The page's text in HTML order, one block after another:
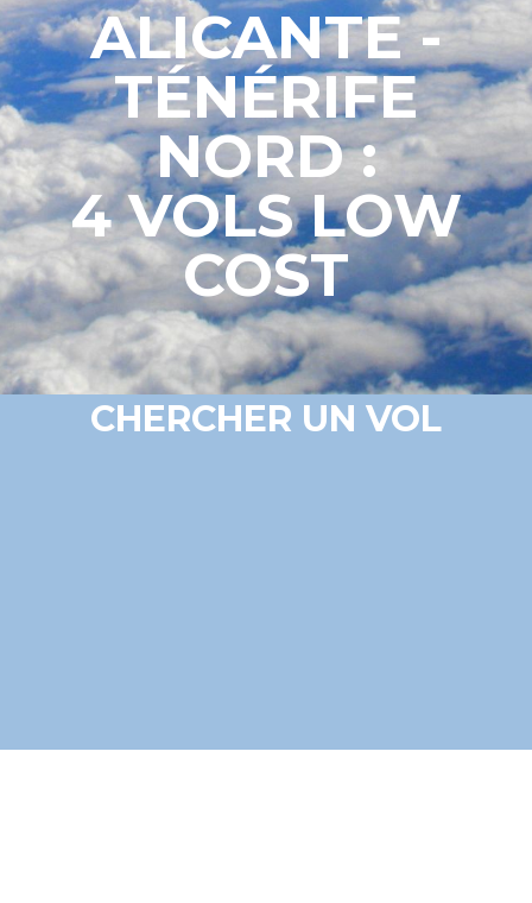
ALICANTE -
TÉNÉRIFE
NORD :
4 VOLS LOW
COST
CHERCHER UN VOL